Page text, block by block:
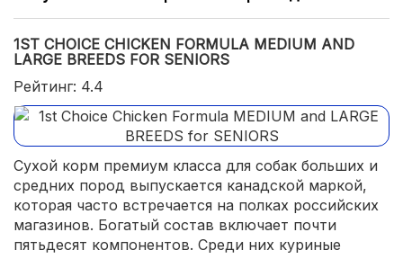
1ST CHOICE CHICKEN FORMULA MEDIUM AND
LARGE BREEDS FOR SENIORS
Рейтинг: 4.4
Сухой корм премиум класса для собак больших и
средних пород выпускается канадской маркой,
которая часто встречается на полках российских
магазинов. Богатый состав включает почти
пятьдесят компонентов. Среди них куриные